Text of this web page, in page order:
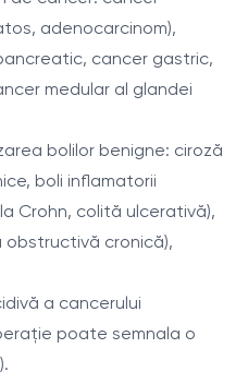
adenocarcinom),
cancer gastric,
medular al glandei
bolilor benigne: ciroză
boli inflamatorii
Crohn, colită ulcerativă),
obstructivă cronică),
a cancerului
poate semnala o